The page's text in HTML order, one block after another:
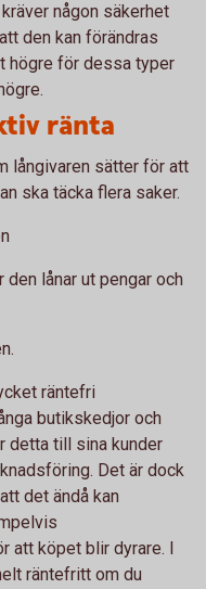
någon säkerhet
den kan förändras
högre för dessa typer
ränta
långivaren sätter för att
ska täcka flera saker.
den lånar ut pengar och
räntefri
butikskedjor och
detta till sina kunder
Det är dock
det ändå kan
att köpet blir dyrare. I
räntefritt om du